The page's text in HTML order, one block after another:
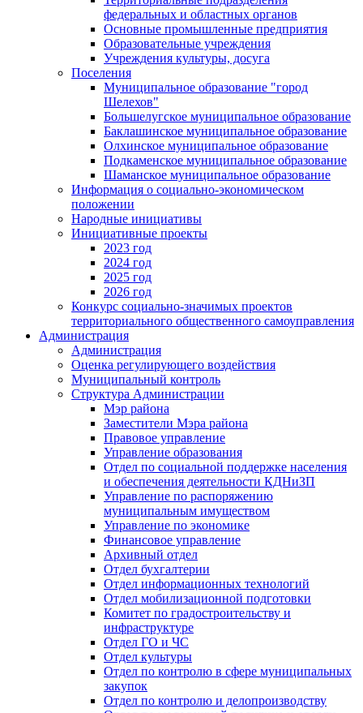
федеральных и областных органов
Основные промышленные предприятия
Образовательные учреждения
Учреждения культуры, досуга
Поселения
Муниципальное образование "город
Шелехов"
Большелугское муниципальное образование
Баклашинское муниципальное образование
Олхинское муниципальное образование
Подкаменское муниципальное образование
Шаманское муниципальное образование
Информация о социально-экономическом
положении
Народные инициативы
Инициативные проекты
2023 год
2024 год
2025 год
2026 год
Конкурс социально-значимых проектов
территориального общественного самоуправления
Администрация
Администрация
Оценка регулирующего воздействия
Муниципальный контроль
Структура Администрации
Мэр района
Заместители Мэра района
Правовое управление
Управление образования
Отдел по социальной поддержке населения
и обеспечения деятельности КДНиЗП
Управление по распоряжению
муниципальным имуществом
Управление по экономике
Финансовое управление
Архивный отдел
Отдел бухгалтерии
Отдел информационных технологий
Отдел мобилизационной подготовки
Комитет по градостроительству и
инфраструктуре
Отдел ГО и ЧС
Отдел культуры
Отдел по контролю в сфере муниципальных
закупок
Отдел по контролю и делопроизводству